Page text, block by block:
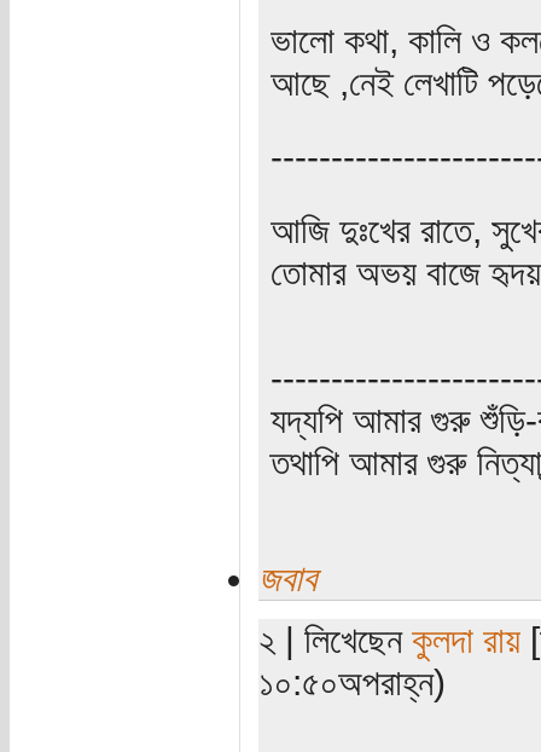
ভালো কথা, কালি ও
আছে ,নেই লেখাটি
আজি দুঃখের রাতে,
তোমার অভয় বাজে
যদ্যপি আমার গুরু শুঁড়ি-
তথাপি আমার গুরু
জবাব
২ | লিখেছেন কুলদা রায়
১০:৫০অপরাহ্ন)